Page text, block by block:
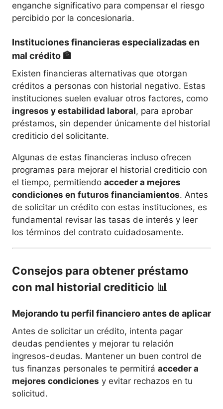
enganche significativo para compensar el riesgo
percibido por la concesionaria.
Instituciones financieras especializadas en
mal crédito 🏦
Existen financieras alternativas que otorgan
créditos a personas con historial negativo. Estas
instituciones suelen evaluar otros factores, como
ingresos y estabilidad laboral, para aprobar
préstamos, sin depender únicamente del historial
crediticio del solicitante.
Algunas de estas financieras incluso ofrecen
programas para mejorar el historial crediticio con
el tiempo, permitiendo acceder a mejores
condiciones en futuros financiamientos. Antes
de solicitar un crédito con estas instituciones, es
fundamental revisar las tasas de interés y leer
los términos del contrato cuidadosamente.
Consejos para obtener préstamo
con mal historial crediticio 📊
Mejorando tu perfil financiero antes de aplicar
Antes de solicitar un crédito, intenta pagar
deudas pendientes y mejorar tu relación
ingresos-deudas. Mantener un buen control de
tus finanzas personales te permitirá acceder a
mejores condiciones y evitar rechazos en tu
solicitud.